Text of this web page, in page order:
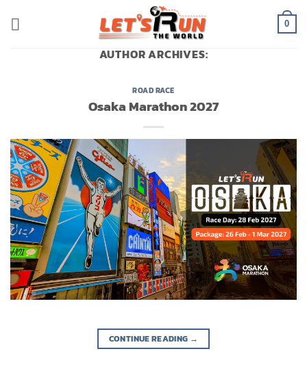
0
AUTHOR ARCHIVES:
ROAD RACE
Osaka Marathon 2027
CONTINUE READING →